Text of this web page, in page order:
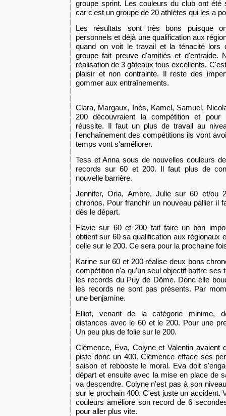
groupe sprint. Les couleursdu clubont été
car c'est un groupe de 20 athlètes qui les a
Les résultats sont très bons puisque
personnels et déjà une qualification aux
quand on voit le travail et la ténacité
groupe fait preuve d'amitiés et d'entraide.
réalisation de 3 gâteaux tous excellents.
plaisir et non contrainte. Il reste des
gommer aux entraînements.
Clara, Margaux, Inès, Kamel, Samuel,
200 découvraient la compétition et
réussite. Il faut un plus de travail au
l'enchaînement des compétitions ils vont
temps vont s'améliorer.
Tess et Anna sous de nouvelles couleurs
records sur 60 et 200. Il faut plus de
nouvelle barrière.
Jennifer, Oria, Ambre, Julie sur 60 et/ou
chronos. Pour franchir un nouveau pallier il
dès le départ.
Flavie sur 60 et 200 fait faire un bon
obtient sur 60 sa qualification aux régionaux
celle sur le 200. Ce sera pour la prochaine
Karine sur 60 et 200 réalise deux bons
compétition n'a qu'un seul objectif battre ses
les records du Puy de Dôme. Donc elle
les records ne sont pas présents. Par
une benjamine.
Elliot, venant de la catégorie minime,
distances avec le 60 et le 200. Pour une
Un peu plus de folie sur le 200.
Clémence, Eva, Colyne et Valentin avaient
piste donc un 400. Clémence efface ses
saison et rebooste le moral. Eva doit
départ et ensuite avec la mise en place de
va descendre. Colyne n'est pas à son
sur le prochain 400. C'est juste un accident.
couleurs améliore son record de 6
pour aller plus vite.